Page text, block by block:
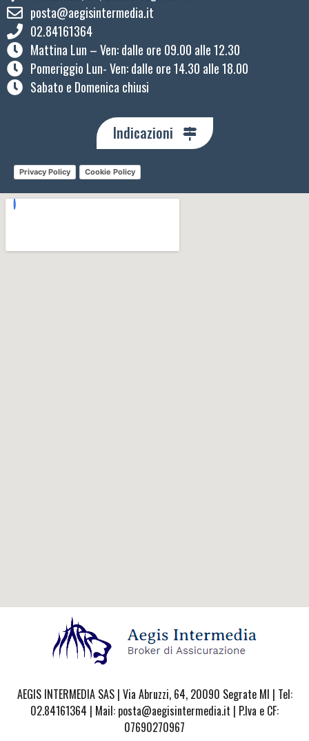
posta@aegisintermedia.it
02.84161364
Mattina Lun – Ven: ​dalle ore 09.00 alle 12.30
Pomeriggio Lun- Ven: dalle ore 14.30 alle 18.00
Sabato e Domenica chiusi
Indicazioni
Privacy Policy Cookie Policy
AEGIS INTERMEDIA SAS | Via Abruzzi, 64, 20090 Segrate MI | Tel:
02.84161364 | Mail: posta@aegisintermedia.it | P.Iva e CF:
07690270967